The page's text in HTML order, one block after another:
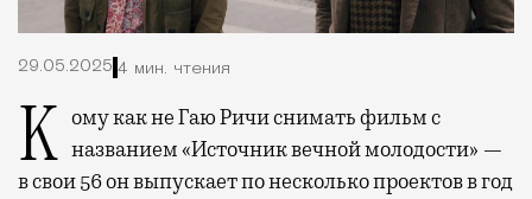
29.05.2025 4 мин. чтения
Кому как не Гаю Ричи снимать фильм с названием «Источник вечной молодости» —
в свои 56 он выпускает по несколько проектов в год